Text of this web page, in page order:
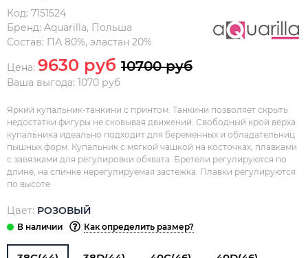
Код: 7151524
Бренд: Aquarilla, Польша
Состав: ПА 80%, эластан 20%
Цена: 9630 руб 10700 руб
Ваша выгода: 1070 руб
Яркий купальник-танкини с принтом. Танкини позволяет скрыть
недостатки фигуры не сковывая движений. Свободный крой верха
купальника идеально подходит для беременных и обладательниц
пышных форм. Купальник с мягкой чашкой на косточках, плавками
с завязками для регулировки обхвата. Бретели регулируются по
длине, на спинке нерегулируемая застежка. Плавки регулируются
по высоте
Цвет: РОЗОВЫЙ
Как определить размер?